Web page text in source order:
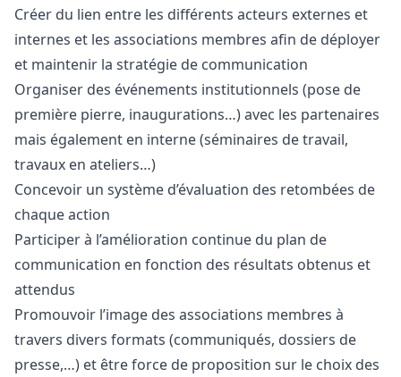
Créer du lien entre les différents acteurs externes et
internes et les associations membres afin de déployer
et maintenir la stratégie de communication
Organiser des événements institutionnels (pose de
première pierre, inaugurations…) avec les partenaires
mais également en interne (séminaires de travail,
travaux en ateliers…)
Concevoir un système d’évaluation des retombées de
chaque action
Participer à l’amélioration continue du plan de
communication en fonction des résultats obtenus et
attendus
Promouvoir l’image des associations membres à
travers divers formats (communiqués, dossiers de
presse,…) et être force de proposition sur le choix des